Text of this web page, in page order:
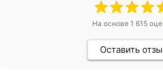
На основе 1 615
Оставить